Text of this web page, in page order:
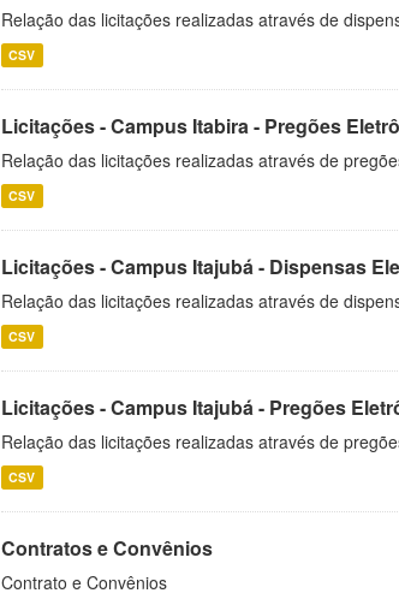
Relação das licitações realizadas através de
CSV
Licitações - Campus Itabira - Pregões
Relação das licitações realizadas através de
CSV
Licitações - Campus Itajubá - Dispensas
Relação das licitações realizadas através de
CSV
Licitações - Campus Itajubá - Pregões
Relação das licitações realizadas através de
CSV
Contratos e Convênios
Contrato e Convênios